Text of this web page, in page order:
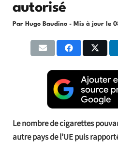
autorisé
Par Hugo Baudino - Mis à jour le
Le nombre de cigarettes
autre pays de l’UE puis